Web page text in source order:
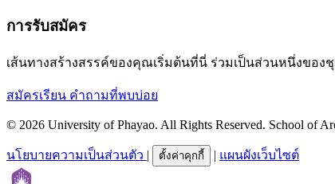
การรับสมัคร
เส้นทางสร้างสรรค์ของคุณเริ่มต้นที่นี่ ร่วมเป็นส่วนหนึ่งขอ
สมัครเรียน คำถามที่พบบ่อย
© 2026 University of Phayao. All Rights Reserved. School of
นโยบายความเป็นส่วนตัว | ตั้งค่าคุกกี้ | แผนผังเว็บไซต์